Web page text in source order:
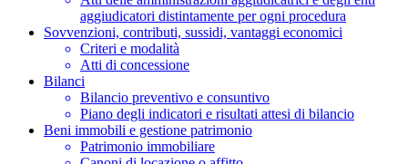
aggiudicatori distintamente per ogni procedura
Sovvenzioni, contributi, sussidi, vantaggi economici
Criteri e modalità
Atti di concessione
Bilanci
Bilancio preventivo e consuntivo
Piano degli indicatori e risultati attesi di bilancio
Beni immobili e gestione patrimonio
Patrimonio immobiliare